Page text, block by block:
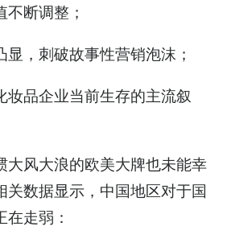
不断调整；
，刺破故事性营销泡沫；
妆品企业当前生存的主流叙
大风大浪的欧美大牌也未能幸
关数据显示，中国地区对于国
走弱：